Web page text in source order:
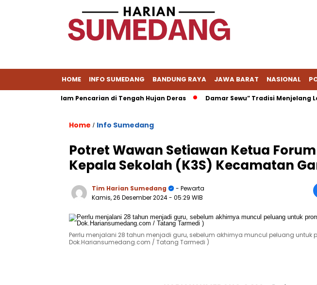
HOME INFO SUMEDANG BANDUNG RAYA JAWA BARAT NASIONAL
1 Masih Dalam Pencarian di Tengah Hujan Deras Damar Sewu” Tradisi Menjelang
Home / Info Sumedang
Potret Wawan Setiawan Ketua
Kepala Sekolah (K3S) Kecamatan
Tim Harian Sumedang
- Pewarta
Kamis, 26 Desember 2024- 05:29 WIB
Perrlu menjalani 28 tahun menjadi guru, sebelum akhirnya muncul peluang untuk
Dok.Hariansumedang.com / Tatang Tarmedi )